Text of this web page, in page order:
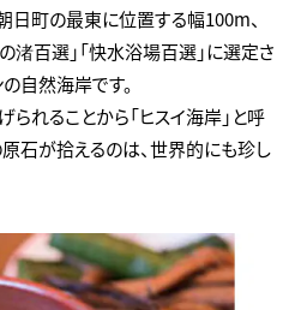
日町の最東に位置する幅100m、
百選」「快水浴場百選」に選定さ
自然海岸です。
れることから「ヒスイ海岸」と呼
石が拾えるのは、世界的にも珍し